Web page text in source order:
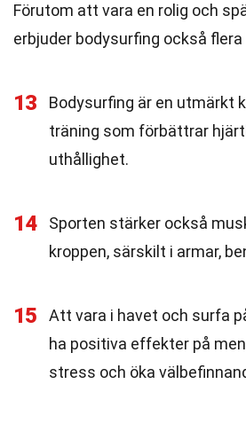
Förutom att vara en rolig och
erbjuder bodysurfing också
13
Bodysurfing är en utmärkt
träning som förbättrar
uthållighet.
14
Sporten stärker också
kroppen, särskilt i armar,
15
Att vara i havet och surfa
ha positiva effekter på
stress och öka